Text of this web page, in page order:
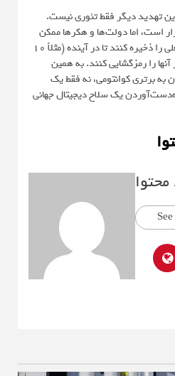
تهدید دیگر فقط تئوری نیست.
است، اما دولت‌ها و هکرها ممکن
است داده‌های رمزگذاری‌شده فعلی را ذخیره کنند تا در آینده (مثلاً ۱۰
را رمزگشایی کنند. به همین
به برتری کوانتومی، نه فقط یک
یک سلاح دیجیتال جهانی